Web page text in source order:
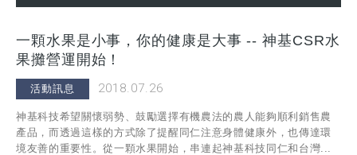
一顆水果是小事，你的健康是大事 -- 神基CSR水
果攤營運開始！
活動訊息 2018.07.26
神基科技希望關懷弱勢、鼓勵選擇有機農法的農人能夠順利銷售農
產品，而透過這樣的方式除了提醒同仁注意身體健康外，也傳達環
境友善的重要性。從一顆水果開始，串連起神基科技同仁和台灣...